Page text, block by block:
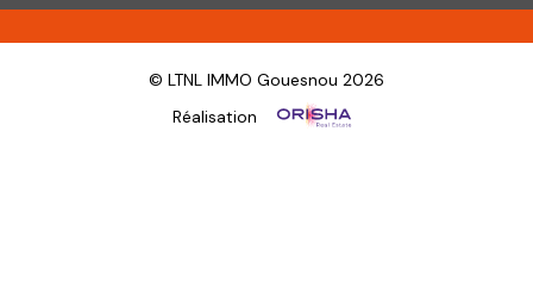
© LTNL IMMO Gouesnou 2026
Réalisation